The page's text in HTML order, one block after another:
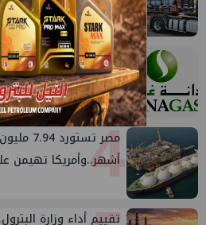
3
الأول من 2026
4
أشهر..وأمريكا تهيمن
تقييم أداء وزارة